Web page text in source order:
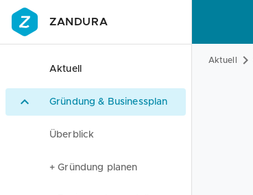
ZANDURA
Aktuell
Gründung & Businessplan
Überblick
+ Gründung planen
Aktuell